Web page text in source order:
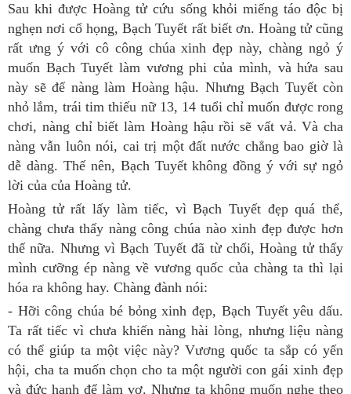
Sau khi được Hoàng tử cứu sống khỏi miếng táo độc bị
nghẹn nơi cổ họng, Bạch Tuyết rất biết ơn. Hoàng tử cũng
rất ưng ý với cô công chúa xinh đẹp này, chàng ngỏ ý
muốn Bạch Tuyết làm vương phi của mình, và hứa sau
này sẽ để nàng làm Hoàng hậu. Nhưng Bạch Tuyết còn
nhỏ lắm, trái tim thiếu nữ 13, 14 tuổi chỉ muốn được rong
chơi, nàng chỉ biết làm Hoàng hậu rồi sẽ vất vả. Và cha
nàng vẫn luôn nói, cai trị một đất nước chẳng bao giờ là
dễ dàng. Thế nên, Bạch Tuyết không đồng ý với sự ngỏ
lời của của Hoàng tử.
Hoàng tử rất lấy làm tiếc, vì Bạch Tuyết đẹp quá thể,
chàng chưa thấy nàng công chúa nào xinh đẹp được hơn
thế nữa. Nhưng vì Bạch Tuyết đã từ chối, Hoàng tử thấy
mình cưỡng ép nàng về vương quốc của chàng ta thì lại
hóa ra không hay. Chàng đành nói:
- Hỡi công chúa bé bỏng xinh đẹp, Bạch Tuyết yêu dấu.
Ta rất tiếc vì chưa khiến nàng hài lòng, nhưng liệu nàng
có thể giúp ta một việc này? Vương quốc ta sắp có yến
hội, cha ta muốn chọn cho ta một người con gái xinh đẹp
và đức hạnh để làm vợ. Nhưng ta không muốn nghe theo